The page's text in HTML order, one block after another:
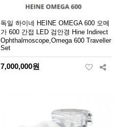
독일 하이네 HEINE OMEGA 600 오메
가 600 간접 LED 검안경 Hine Indirect
Ophthalmoscope,Omega 600 Traveller
Set
7,000,000원